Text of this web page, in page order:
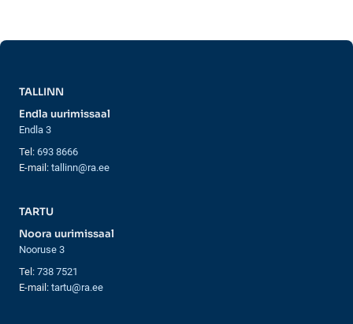
TALLINN
Endla uurimissaal
Endla 3
Tel: 693 8666
E-mail: tallinn@ra.ee
TARTU
Noora uurimissaal
Nooruse 3
Tel: 738 7521
E-mail: tartu@ra.ee